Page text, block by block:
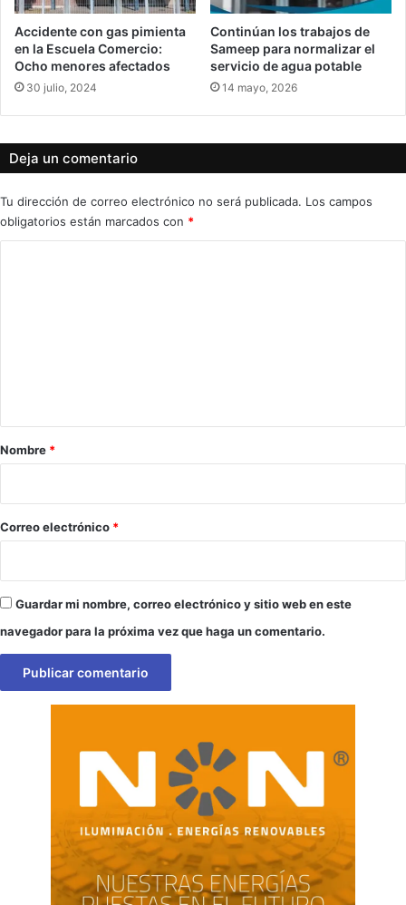
Accidente con gas pimienta
en la Escuela Comercio:
Ocho menores afectados
30 julio, 2024
Continúan los trabajos de
Sameep para normalizar el
servicio de agua potable
14 mayo, 2026
Deja un comentario
Tu dirección de correo electrónico no será publicada. Los campos
obligatorios están marcados con *
r
*
Nombre *
Correo electrónico *
Guardar mi nombre, correo electrónico y sitio web en este
navegador para la próxima vez que haga un comentario.